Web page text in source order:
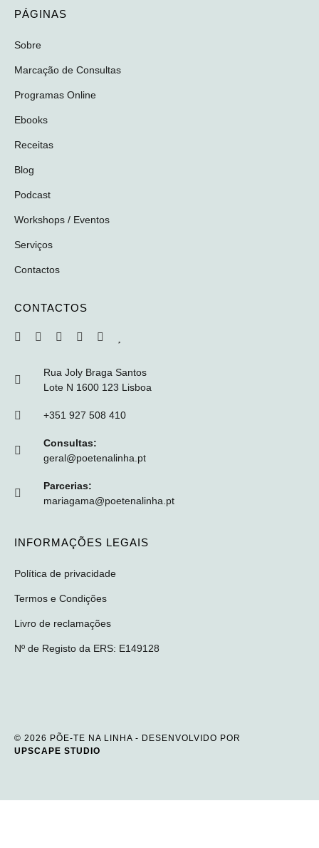
PÁGINAS
Sobre
Marcação de Consultas
Programas Online
Ebooks
Receitas
Blog
Podcast
Workshops / Eventos
Serviços
Contactos
CONTACTOS
Rua Joly Braga Santos
Lote N 1600 123 Lisboa
+351 927 508 410
Consultas:
geral@poetenalinha.pt
Parcerias:
mariagama@poetenalinha.pt
INFORMAÇÕES LEGAIS
Política de privacidade
Termos e Condições
Livro de reclamações
Nº de Registo da ERS: E149128
© 2026 PÕE-TE NA LINHA - DESENVOLVIDO POR
UPSCAPE STUDIO